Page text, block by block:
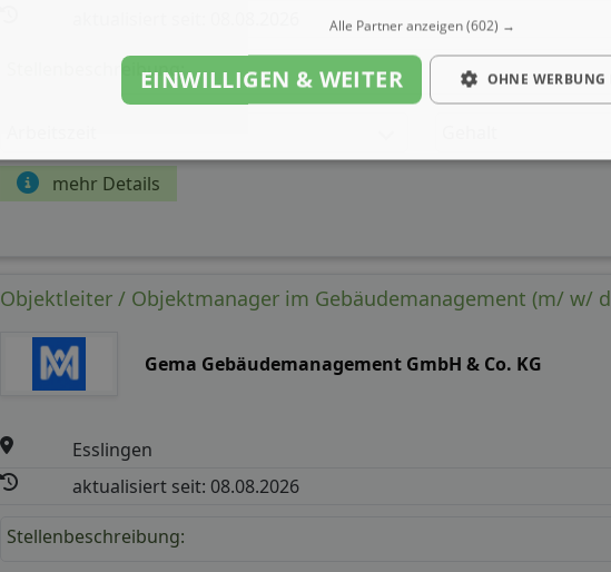
Stellenbeschreibung:
mehr Details
Objektleiter / Objektmanager im Gebäudemanagement (m/ w/
Gema Gebäudemanagement GmbH & Co. KG
Esslingen
aktualisiert seit: 08.08.2026
Stellenbeschreibung:
Alle Partner anzeigen(602) →
EINWILLIGEN & WEITER OHNE WERBUNG